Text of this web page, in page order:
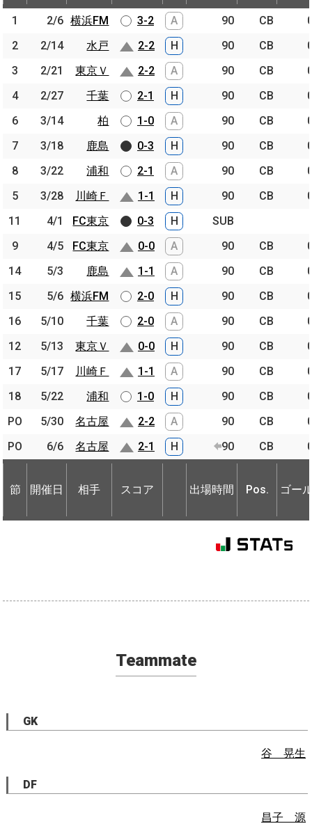
節 開催日 相手 スコア 出場時間 Pos. ゴー
1 2/6 横浜FM 3-2 A 90 CB
2
2/14 水戸 2-2 H 90 CB
3
2/21 東京Ｖ 2-2 A 90 CB
4
2/27 千葉 2-1 H 90 CB
6
3/14 柏 1-0 A 90 CB
7
3/18 鹿島 0-3 H 90 CB
8
3/22 浦和 2-1 A 90 CB
5
3/28 川崎Ｆ 1-1 H 90 CB
11
4/1 FC東京 0-3 H
SUB
9
4/5 FC東京 0-0 A 90 CB
14
5/3 鹿島 1-1 A 90 CB
15
5/6 横浜FM 2-0 H 90 CB
16
5/10 千葉 2-0 A 90 CB
12
5/13 東京Ｖ 0-0 H 90 CB
17
5/17 川崎Ｆ 1-1 A 90 CB
18
5/22 浦和 1-0 H 90 CB
PO
5/30 名古屋 2-2 A 90 CB
PO
6/6 名古屋 2-1 H 90 CB
節 開催日 相手 スコア 出場時間 Pos. ゴー
1 2/6 横浜FM
2
2/14
水戸
3
2/21
東京Ｖ
4
2/27
千葉
6
3/14
柏
7
3/18
鹿島
8
3/22
浦和
5
3/28
川崎Ｆ
11
4/1
FC東京
9
4/5
FC東京
14
5/3
鹿島
15
5/6 横浜FM
16
5/10
千葉
12
5/13
東京Ｖ
17
5/17
川崎Ｆ
18
5/22
浦和
PO
5/30
名古屋
PO
6/6 名古屋
節 開催日 相手
Teammate
GK
谷 晃生
DF
昌子 源